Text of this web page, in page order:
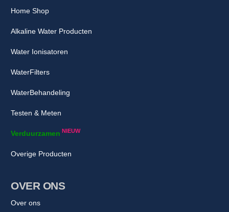
Home Shop
Alkaline Water Producten
Water Ionisatoren
WaterFilters
WaterBehandeling
Testen & Meten
Verduurzamen NIEUW
Overige Producten
OVER ONS
Over ons